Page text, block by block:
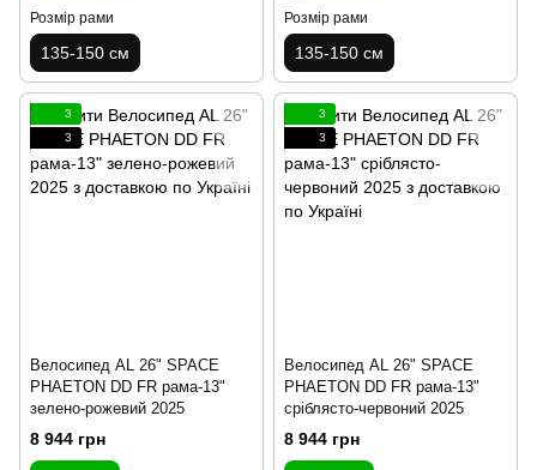
Розмір рами
135-150 см
Розмір рами
135-150 см
3
3
Велосипед AL 26" SPACE
PHAETON DD FR рама-13"
зелено-рожевий 2025
8 944 грн
3
3
Велосипед AL 26" SPACE
PHAETON DD FR рама-13"
сріблясто-червоний 2025
8 944 грн